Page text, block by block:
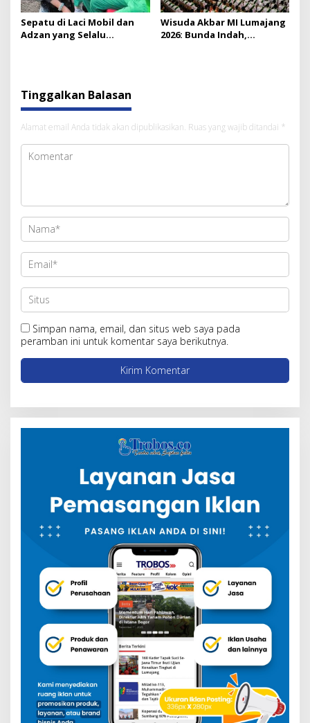
Sepatu di Laci Mobil dan
Adzan yang Selalu
Wisuda Akbar MI Lumajang
2026: Bunda Indah,
Tinggalkan Balasan
Alamat email Anda tidak akan dipublikasikan. Ruas yang wajib ditandai *
Simpan nama, email, dan situs web saya pada
peramban ini untuk komentar saya berikutnya.